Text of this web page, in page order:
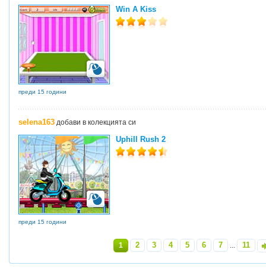
Win A Kiss
преди 15 години
selena163 добави в колекцията си
Uphill Rush 2
преди 15 години
1 2 3 4 5 6 7 ... 11»